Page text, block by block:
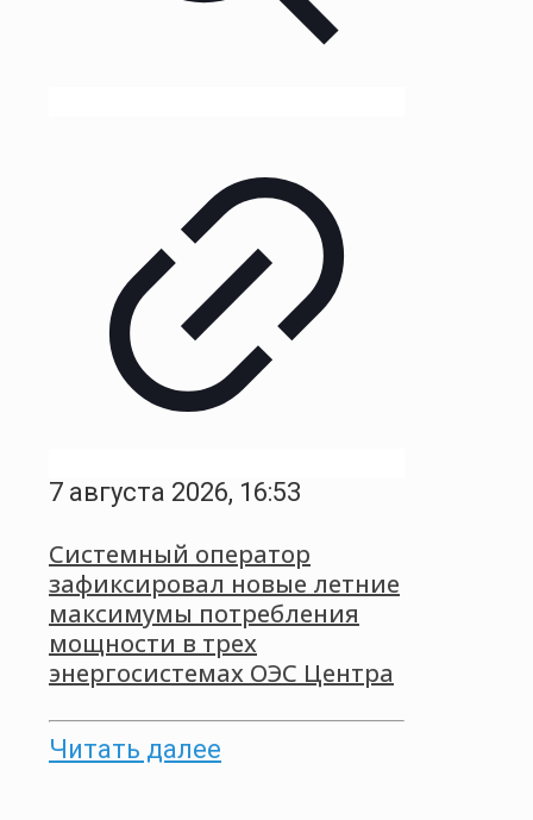
7 августа 2026, 16:53
Системный оператор
зафиксировал новые летние
максимумы потребления
мощности в трех
энергосистемах ОЭС Центра
Читать далее